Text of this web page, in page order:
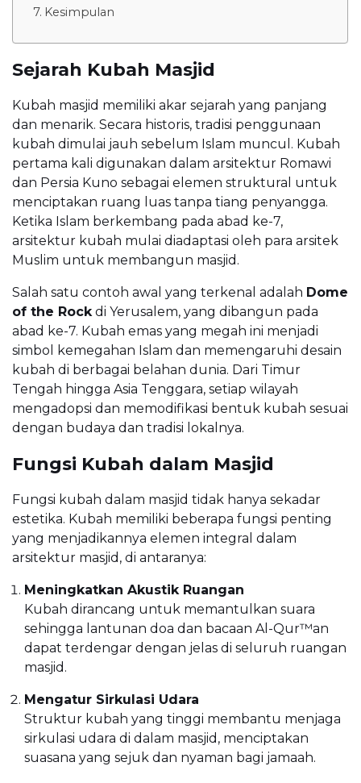
Kesimpulan
Sejarah Kubah Masjid
Kubah masjid memiliki akar sejarah yang panjang
dan menarik. Secara historis, tradisi penggunaan
kubah dimulai jauh sebelum Islam muncul. Kubah
pertama kali digunakan dalam arsitektur Romawi
dan Persia Kuno sebagai elemen struktural untuk
menciptakan ruang luas tanpa tiang penyangga.
Ketika Islam berkembang pada abad ke-7,
arsitektur kubah mulai diadaptasi oleh para arsitek
Muslim untuk membangun masjid.
Salah satu contoh awal yang terkenal adalah Dome
of the Rock di Yerusalem, yang dibangun pada
abad ke-7. Kubah emas yang megah ini menjadi
simbol kemegahan Islam dan memengaruhi desain
kubah di berbagai belahan dunia. Dari Timur
Tengah hingga Asia Tenggara, setiap wilayah
mengadopsi dan memodifikasi bentuk kubah sesuai
dengan budaya dan tradisi lokalnya.
Fungsi Kubah dalam Masjid
Fungsi kubah dalam masjid tidak hanya sekadar
estetika. Kubah memiliki beberapa fungsi penting
yang menjadikannya elemen integral dalam
arsitektur masjid, di antaranya:
Meningkatkan Akustik Ruangan
Kubah dirancang untuk memantulkan suara
sehingga lantunan doa dan bacaan Al-Qur™an
dapat terdengar dengan jelas di seluruh ruangan
masjid.
Mengatur Sirkulasi Udara
Struktur kubah yang tinggi membantu menjaga
sirkulasi udara di dalam masjid, menciptakan
suasana yang sejuk dan nyaman bagi jamaah.